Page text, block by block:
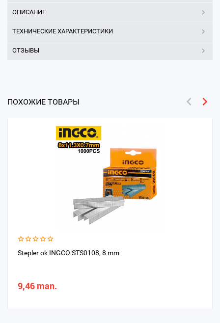
ОПИСАНИЕ
ТЕХНИЧЕСКИЕ ХАРАКТЕРИСТИКИ
ОТЗЫВЫ
ПОХОЖИЕ ТОВАРЫ
Stepler ok INGCO STS0108, 8 mm
9,46 man.